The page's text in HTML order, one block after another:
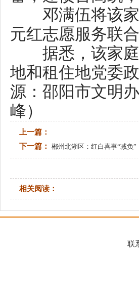
下一篇： 郴州北湖区：红白喜事“减负”，村
相关阅读：
联系电